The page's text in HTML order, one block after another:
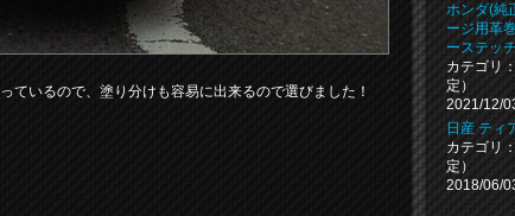
ているので、塗り分けも容易に出来るので選びました！
ホンダ(純
ージ用革
ーステッチ
カテゴリ
定）
2021/12/
日産 ティ
カテゴリ
定）
2018/06/